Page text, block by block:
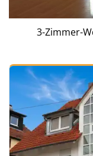
3-Zimmer-